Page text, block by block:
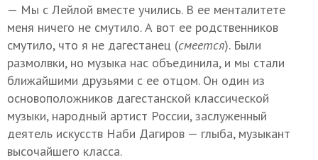
— Мы с Лейлой вместе учились. В ее менталитете
меня ничего не смутило. А вот ее родственников
смутило, что я не дагестанец (смеется). Были
размолвки, но музыка нас объединила, и мы стали
ближайшими друзьями с ее отцом. Он один из
основоположников дагестанской классической
музыки, народный артист России, заслуженный
деятель искусств Наби Дагиров — глыба, музыкант
высочайшего класса.